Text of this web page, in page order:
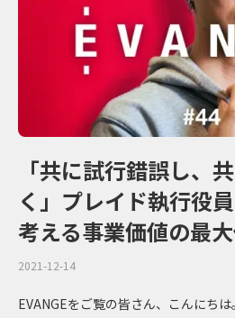
「共に試行錯誤し、
く」プレイド執行役
考える事業価値の最
2021-12-14
EVANGEをご覧の皆さん、こんにち